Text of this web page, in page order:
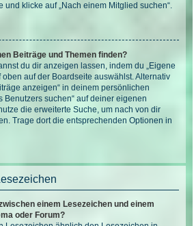
und klicke auf „Nach einem Mitglied suchen“.
Beiträge und Themen finden?
du dir anzeigen lassen, indem du „Eigene
oben auf der Boardseite auswählst. Alternativ
anzeigen“ in deinem persönlichen
Benutzers suchen“ auf deiner eigenen
die erweiterte Suche, um nach von dir
Trage dort die entsprechenden Optionen in
einem Lesezeichen und einem
oder Forum?